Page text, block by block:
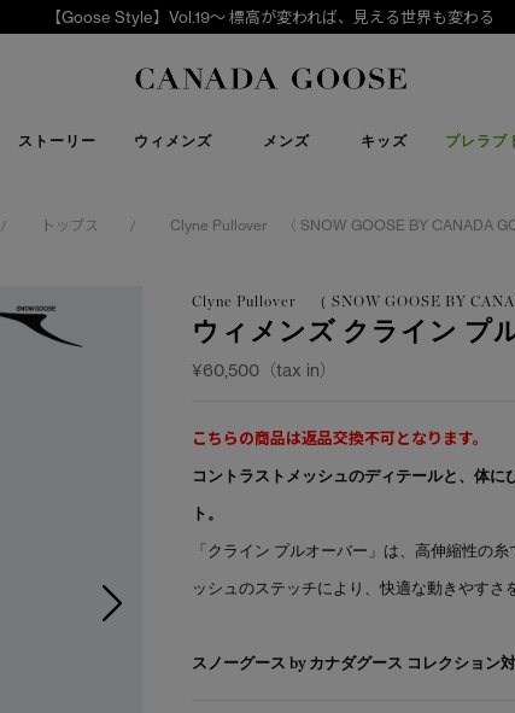
【Goose Style】Vol.19～ 標高が変われば、見える世界も変わる
Canada
ストーリー ウィメンズ メンズ キッズ プレラブ
下取り申請
/ トップス / Clyne Pullover （ SNOW GOOSE BY CANADA
Clyne Pullover （ SNOW GOOSE BY
ウィメンズ クライン プ
¥60,500（tax in）
こちらの商品は返品交換不可となります。
コントラストメッシュのディテールと、体
ト。
「クライン プルオーバー」は、高伸縮性の
ッシュのステッチにより、快適な動きやすさ
スノーグース by カナダグース コレクション